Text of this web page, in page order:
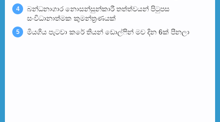
4
බන්ධනාගාර නොසන්සුන්කාරී තත්ත්වයන් පිටුපස
සංවිධානාත්මක කුමන්ත්‍රණයක්
5 මියගිය පැටවා කරේ තියන් ඩොල්ෆින් මව දින 6ක් පීනලා